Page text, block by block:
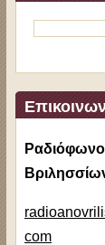
ιστότοπο
radioano
com